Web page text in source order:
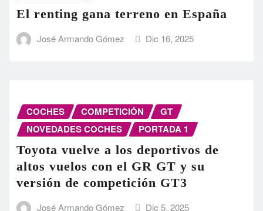
El renting gana terreno en España
José Armando Gómez Dic 16, 2025
COCHES COMPETICIÓN
GT
NOVEDADES COCHES
PORTADA 1
Toyota vuelve a los deportivos de
altos vuelos con el GR GT y su
versión de competición GT3
José Armando Gómez Dic 5, 2025